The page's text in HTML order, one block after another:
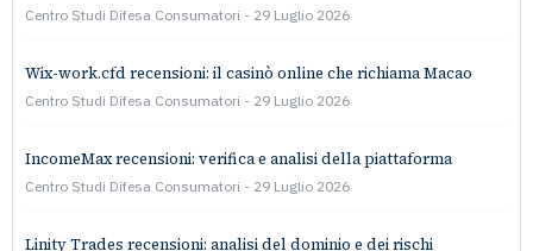
Centro Studi Difesa Consumatori 29 Luglio 2026
Wix-work.cfd recensioni: il casinò online che richiama Macao
Centro Studi Difesa Consumatori 29 Luglio 2026
IncomeMax recensioni: verifica e analisi della piattaforma
Centro Studi Difesa Consumatori 29 Luglio 2026
Linity Trades recensioni: analisi del dominio e dei rischi